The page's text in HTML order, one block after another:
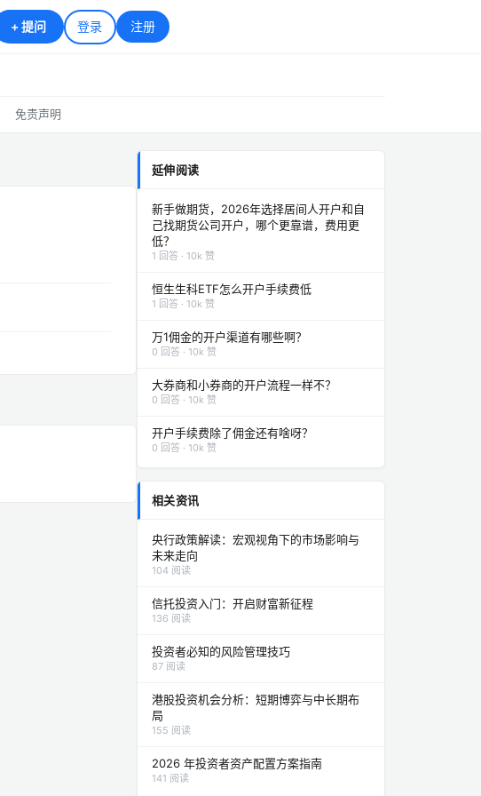
+提问 登录 注册
免责声明
延伸阅读
新手做期货，2026年选择居间人开户和自
己找期货公司开户，哪个更靠谱，费用更
低？
1 回答 · 10k 赞
恒生生科ETF怎么开户手续费低
1 回答 · 10k 赞
万1佣金的开户渠道有哪些啊？
0 回答 · 10k 赞
大券商和小券商的开户流程一样不？
0 回答 · 10k 赞
开户手续费除了佣金还有啥呀？
0 回答 · 10k 赞
相关资讯
央行政策解读：宏观视角下的市场影响与
未来走向
104 阅读
信托投资入门：开启财富新征程
136 阅读
投资者必知的风险管理技巧
87 阅读
港股投资机会分析：短期博弈与中长期布
局
155 阅读
2026 年投资者资产配置方案指南
141 阅读